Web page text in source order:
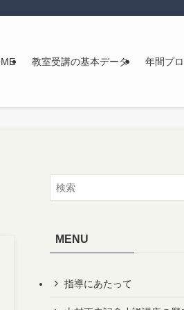
教室受講の基本データ 年間プ
MENU
指導にあたって